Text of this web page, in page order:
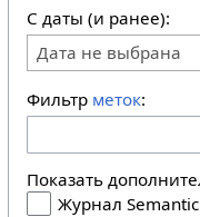
С даты (и ранее):
Дата не выбрана
Фильтр меток:
Показать
Журнал